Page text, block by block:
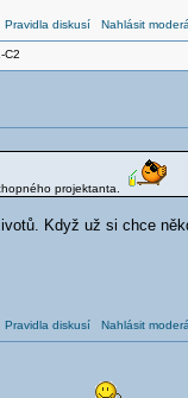
Pravidla diskusí Nahlásit
C2
projektanta.
Když už si chce
Pravidla diskusí Nahlásit